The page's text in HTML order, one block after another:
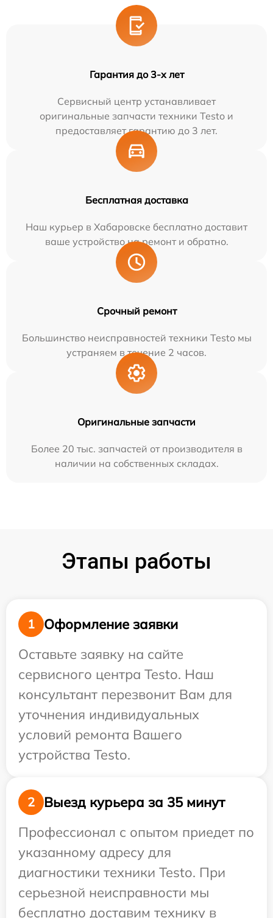
Гарантия до 3-х лет
Сервисный центр устанавливает
оригинальные запчасти техники Testo и
предоставляет гарантию до 3 лет.
Бесплатная доставка
Наш курьер в Хабаровске бесплатно доставит
ваше устройство на ремонт и обратно.
Срочный ремонт
Большинство неисправностей техники Testo мы
устраняем в течение 2 часов.
Оригинальные запчасти
Более 20 тыс. запчастей от производителя в
наличии на собственных складах.
Этапы работы
1
Оформление заявки
Оставьте заявку на сайте
сервисного центра Testo. Наш
консультант перезвонит Вам для
уточнения индивидуальных
условий ремонта Вашего
устройства Testo.
2
Выезд курьера за 35 минут
Профессионал с опытом приедет по
указанному адресу для
диагностики техники Testo. При
серьезной неисправности мы
бесплатно доставим технику в